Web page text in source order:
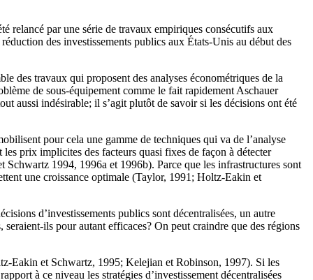
relancé par une série de travaux empiriques consécutifs aux
des investissements publics aux États-Unis au début des
des travaux qui proposent des analyses économétriques de la
de sous-équipement comme le fait rapidement Aschauer
aussi indésirable; il s’agit plutôt de savoir si les décisions ont été
pour cela une gamme de techniques qui va de l’analyse
prix implicites des facteurs quasi fixes de façon à détecter
1994, 1996a et 1996b). Parce que les infrastructures sont
une croissance optimale (Taylor, 1991; Holtz-Eakin et
d’investissements publics sont décentralisées, un autre
ils pour autant efficaces? On peut craindre que des régions
Eakin et Schwartz, 1995; Kelejian et Robinson, 1997). Si les
à ce niveau les stratégies d’investissement décentralisées